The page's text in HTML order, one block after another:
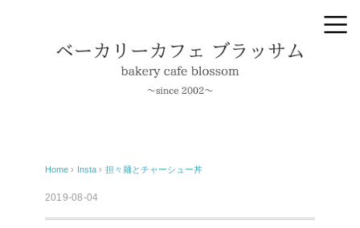
Home › Insta › 担々麺とチャーシュー丼
2019-08-04